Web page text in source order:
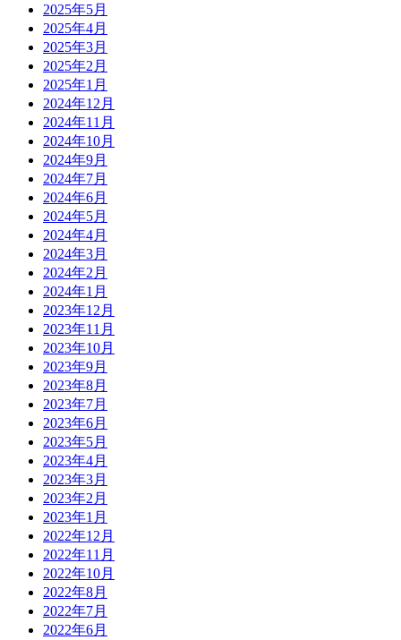
2025年5月
2025年4月
2025年3月
2025年2月
2025年1月
2024年12月
2024年11月
2024年10月
2024年9月
2024年7月
2024年6月
2024年5月
2024年4月
2024年3月
2024年2月
2024年1月
2023年12月
2023年11月
2023年10月
2023年9月
2023年8月
2023年7月
2023年6月
2023年5月
2023年4月
2023年3月
2023年2月
2023年1月
2022年12月
2022年11月
2022年10月
2022年8月
2022年7月
2022年6月